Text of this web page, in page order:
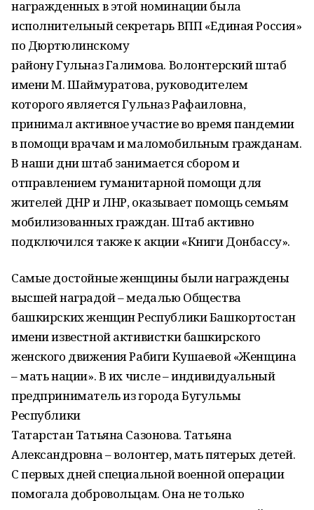
награжденных в этой номинации была
исполнительный секретарь ВПП «Единая Россия»
по Дюртюлинскому
району Гульназ Галимова. Волонтерский штаб
имени М. Шаймуратова, руководителем
которого является Гульназ Рафаиловна,
принимал активное участие во время пандемии
в помощи врачам и маломобильным гражданам.
В наши дни штаб занимается сбором и
отправлением гуманитарной помощи для
жителей ДНР и ЛНР, оказывает помощь семьям
мобилизованных граждан. Штаб активно
подключился также к акции «Книги Донбассу».
Самые достойные женщины были награждены
высшей наградой – медалью Общества
башкирских женщин Республики Башкортостан
имени известной активистки башкирского
женского движения Рабиги Кушаевой «Женщина
– мать нации». В их числе – индивидуальный
предприниматель из города Бугульмы
Республики
Татарстан Татьяна Сазонова. Татьяна
Александровна – волонтер, мать пятерых детей.
С первых дней специальной военной операции
помогала добровольцам. Она не только